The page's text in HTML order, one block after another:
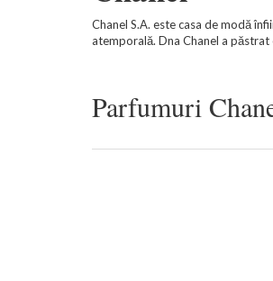
Chanel S.A. este casa de modă
atemporală. Dna Chanel a
Parfumuri